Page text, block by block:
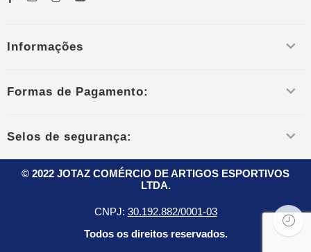
Informações
Formas de Pagamento:
Selos de segurança:
© 2022 JOTAZ COMÉRCIO DE ARTIGOS ESPORTIVOS
LTDA.
CNPJ: 30.192.882/0001-03
Todos os direitos reservados.